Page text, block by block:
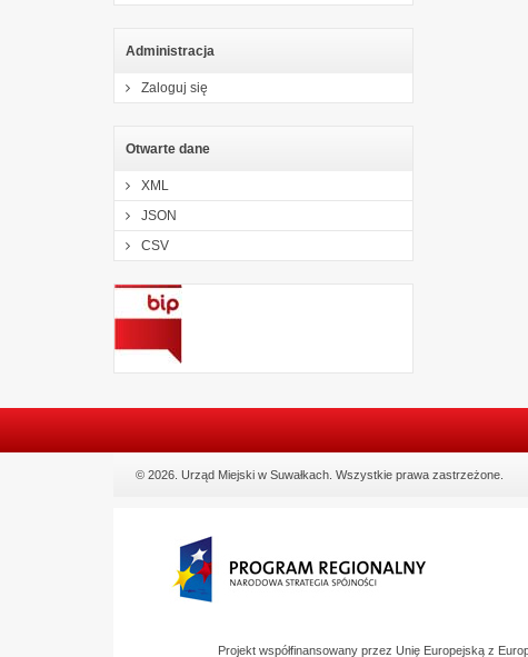
Administracja
Zaloguj się
Otwarte dane
XML
JSON
CSV
© 2026. Urząd Miejski w Suwałkach. Wszystkie prawa zastrzeżone.
Projekt współfinansowany przez Unię Europejską z